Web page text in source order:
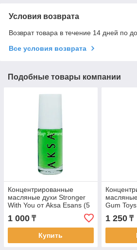
Условия возврата
Возврат товара в течение 14 дней по
Все условия возврата
Подобные товары компании
Концентрированные
масляные духи Stronger
With You от Aksa Esans (5
1 000 ₸
Купить
Gum
1 250₸